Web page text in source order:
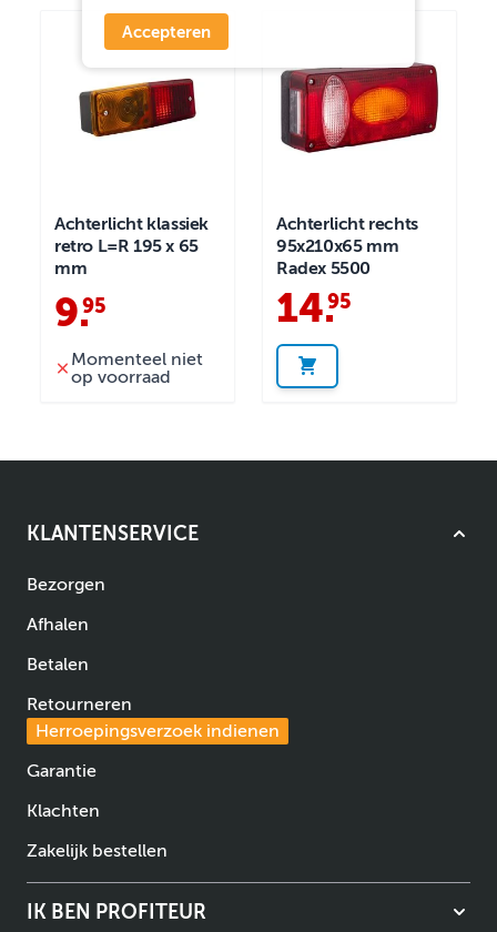
Achterlicht klassiek
retro L=R 195 x 65
mm
9.
95
Momenteel niet
op voorraad
Achterlicht rechts
95x210x65 mm
Radex 5500
14.
95
KLANTENSERVICE
Bezorgen
Afhalen
Betalen
Retourneren
Herroepingsverzoek indienen
Garantie
Klachten
Zakelijk bestellen
IK BEN PROFITEUR
Accepteren